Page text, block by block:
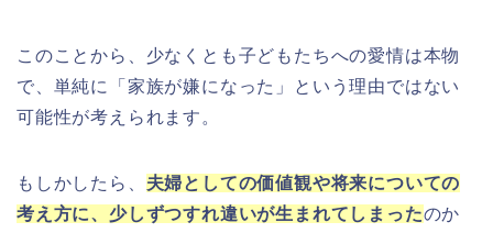
このことから、少なくとも子どもたちへの愛情は本物
で、単純に「家族が嫌になった」という理由ではない
可能性が考えられます。
もしかしたら、 夫婦としての価値観や将来についての
考え方に、少しずつすれ違いが生まれてしまったのか